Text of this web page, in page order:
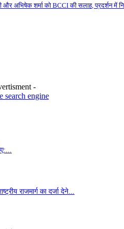
और अभिषेक शर्मा को BCCI की सलाह, प्रदर्शन में
-
राजमार्ग का दर्जा देने...